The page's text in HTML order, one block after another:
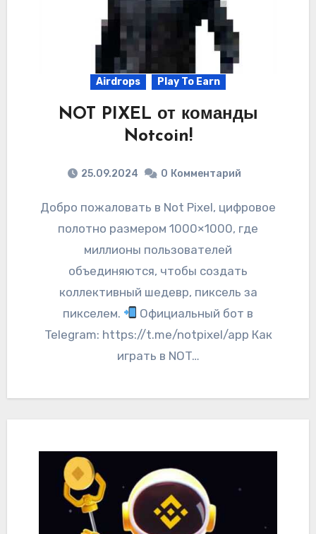
Airdrops Play To Earn
NOT PIXEL от команды
Notcoin!
25.09.2024 0 Комментарий
Добро пожаловать в Not Pixel, цифровое
полотно размером 1000×1000, где
миллионы пользователей
объединяются, чтобы создать
коллективный шедевр, пиксель за
пикселем.
Официальный бот в
Telegram: https://t.me/notpixel/app Как
играть в NOT…